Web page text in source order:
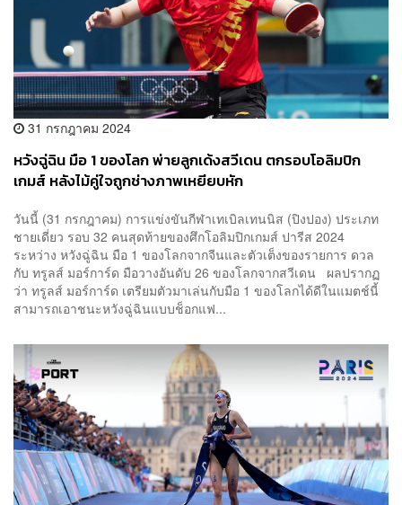
31 กรกฎาคม 2024
หวังฉู่ฉิน มือ 1 ของโลก พ่ายลูกเด้งสวีเดน ตกรอบโอลิมปิก
เกมส์ หลังไม้คู่ใจถูกช่างภาพเหยียบหัก
วันนี้ (31 กรกฎาคม) การแข่งขันกีฬาเทเบิลเทนนิส (ปิงปอง) ประเภท
ชายเดี่ยว รอบ 32 คนสุดท้ายของศึกโอลิมปิกเกมส์ ปารีส 2024
ระหว่าง หวังฉู่ฉิน มือ 1 ของโลกจากจีนและตัวเต็งของรายการ ดวล
กับ ทรูลส์ มอร์การ์ด มือวางอันดับ 26 ของโลกจากสวีเดน ผลปรากฏ
ว่า ทรูลส์ มอร์การ์ด เตรียมตัวมาเล่นกับมือ 1 ของโลกได้ดีในแมตช์นี้
สามารถเอาชนะหวังฉู่ฉินแบบช็อกแฟ...